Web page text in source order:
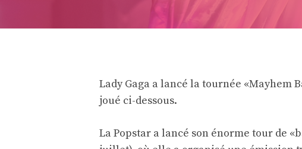
Lady Gaga a lancé la tournée «Mayhem
joué ci-dessous.
La Popstar a lancé son énorme tour de